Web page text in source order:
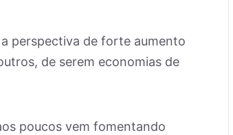
perspectiva de forte aumento
de serem economias de
poucos vem fomentando